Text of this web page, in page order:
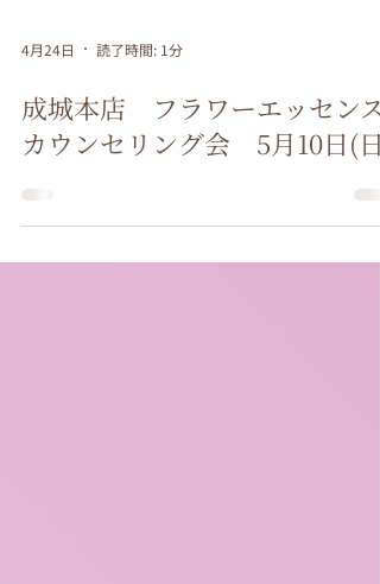
4月24日 読了時間: 1分
成城本店 フラワーエッセンス
カウンセリング会 5月10日(日)